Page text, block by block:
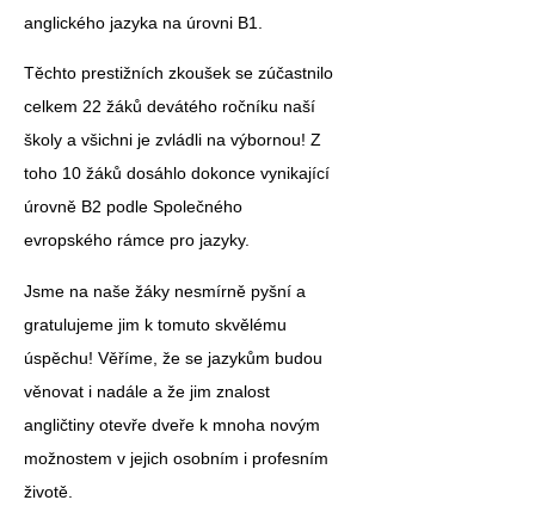
anglického jazyka na úrovni B1
Těchto prestižních zkoušek se zúčastnilo
celkem 22 žáků devátého ročníku naší
školy a všichni je zvládli na výbornou! Z
toho 10 žáků dosáhlo dokonce vynikající
úrovně B2 podle Společného
evropského rámce pro jazyky.
Jsme na naše žáky nesmírně pyšní a
gratulujeme jim k tomuto skvělému
úspěchu! Věříme, že se jazykům budou
věnovat i nadále a že jim znalost
angličtiny otevře dveře k mnoha novým
možnostem v jejich osobním i profesním
životě.